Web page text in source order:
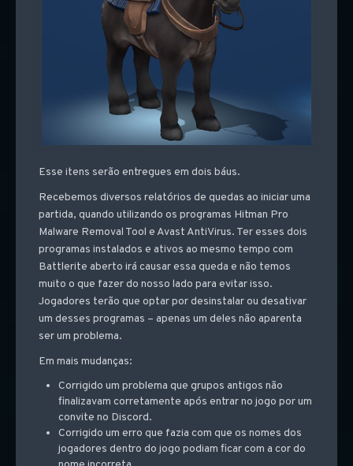
Esse itens serão entregues em dois báus.
Recebemos diversos relatórios de quedas ao iniciar uma
partida, quando utilizando os programas Hitman Pro
Malware Removal Tool e Avast AntiVirus. Ter esses dois
programas instalados e ativos ao mesmo tempo com
Battlerite aberto irá causar essa queda e não temos
muito o que fazer do nosso lado para evitar isso.
Jogadores terão que optar por desinstalar ou desativar
um desses programas – apenas um deles não aparenta
ser um problema.
Em mais mudanças:
Corrigido um problema que grupos antigos não
finalizavam corretamente após entrar no jogo por um
convite no Discord.
Corrigido um erro que fazia com que os nomes dos
jogadores dentro do jogo podiam ficar com a cor do